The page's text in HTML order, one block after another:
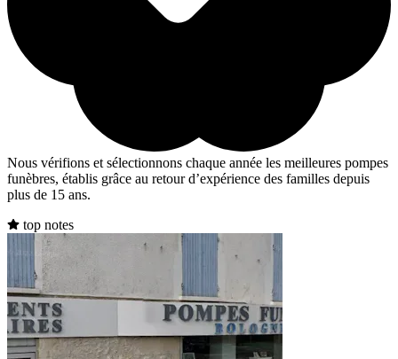
Nous vérifions et sélectionnons chaque année les meilleures pompes
funèbres, établis grâce au retour d’expérience des familles depuis
plus de 15 ans.
top notes